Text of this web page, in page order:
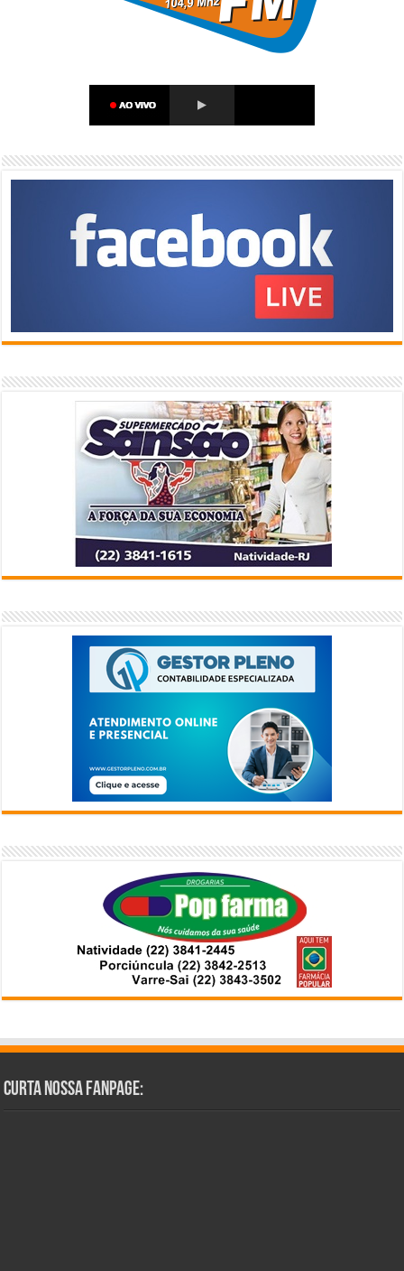
Curta Nossa Fanpage: